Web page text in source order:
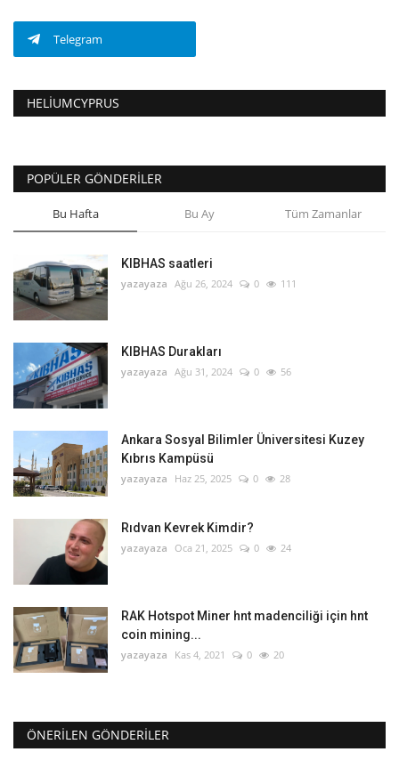
Telegram
HELIUMCYPRUS
POPÜLER GÖNDERILER
Bu Hafta Bu Ay Tüm Zamanlar
KIBHAS saatleri
yazayaza Ağu 26, 2024 0 111
KIBHAS Durakları
yazayaza Ağu 31, 2024 0 56
Ankara Sosyal Bilimler Üniversitesi Kuzey
Kıbrıs Kampüsü
yazayaza Haz 25, 2025 0 28
Rıdvan Kevrek Kimdir?
yazayaza Oca 21, 2025 0 24
RAK Hotspot Miner hnt madenciliği için hnt
coin mining...
yazayaza Kas 4, 2021 0 20
ÖNERILEN GÖNDERILER